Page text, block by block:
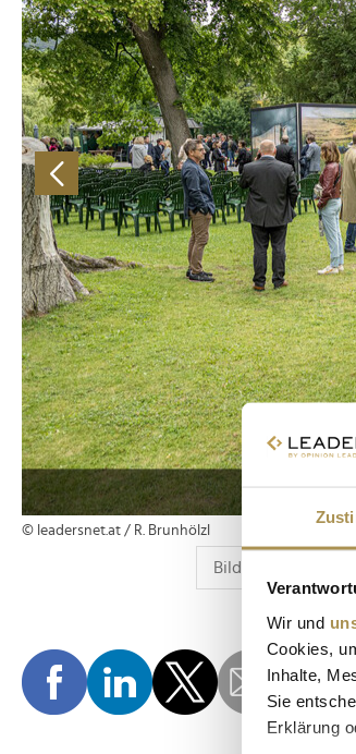
Wir und
Cookies,
Inhalte,
Sie
Erklärung
© leadersnet.at / R. Brunhölzl